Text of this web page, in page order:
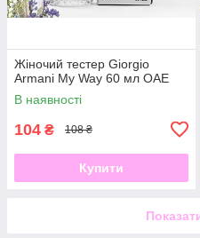
Жіночий тестер Giorgio
Armani My Way 60 мл ОАЕ
В наявності
104 ₴ 108 ₴
Купити